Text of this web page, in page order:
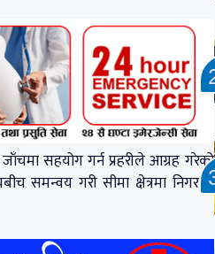
सहयोग गर्न प्रहरीले आग्रह गरेको
समन्वय गरी सीमा क्षेत्रमा निगरानी